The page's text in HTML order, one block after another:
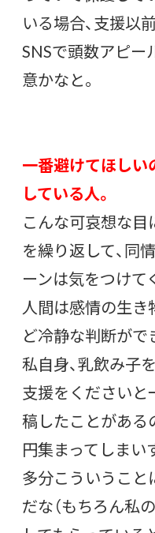
いる場合、支援以
SNSで頭数アピー
意かなと。
一番避けてほしい
している人。
こんな可哀想な
を繰り返して、同
ーンは気をつけて
人間は感情の生き
ど冷静な判断がで
私自身、乳飲み子
支援をください
稿したことがある
円集まってしまい
多分こういうこと
だな（もちろん私